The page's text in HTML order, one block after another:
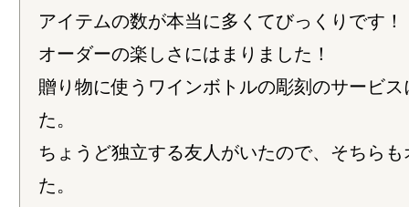
アイテムの数が本当に多くてびっくりです！
オーダーの楽しさにはまりました！
贈り物に使うワインボトルの彫刻のサービ
た。
ちょうど独立する友人がいたので、そちら
た。